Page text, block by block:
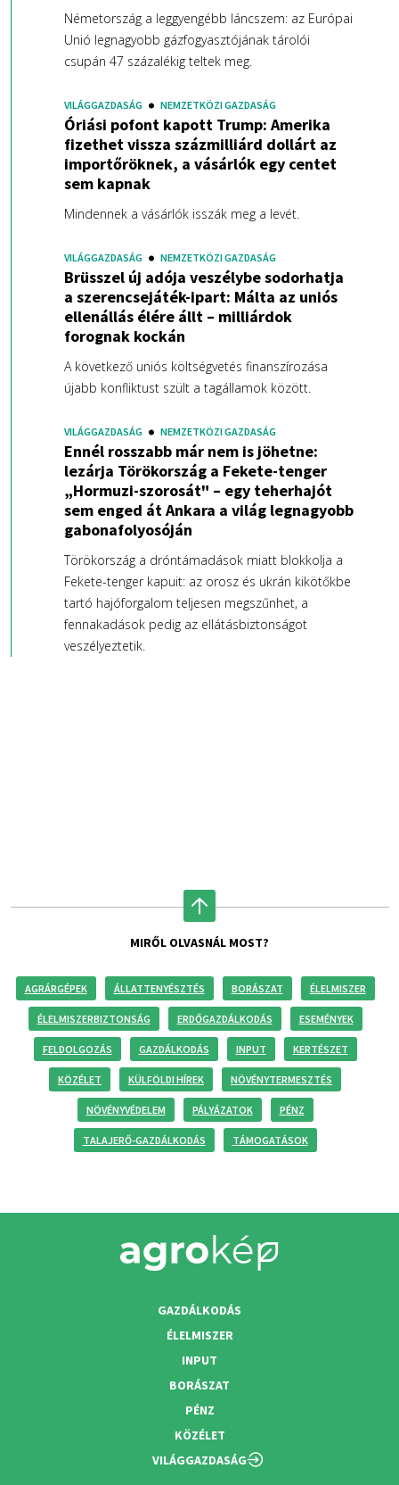
Németország a leggyengébb láncszem: az Európai
Unió legnagyobb gázfogyasztójának tárolói
csupán 47 százalékig teltek meg.
VILÁGGAZDASÁG NEMZETKÖZI GAZDASÁG
Óriási pofont kapott Trump: Amerika
fizethet vissza százmilliárd dollárt az
importőröknek, a vásárlók egy centet
sem kapnak
Mindennek a vásárlók isszák meg a levét.
VILÁGGAZDASÁG NEMZETKÖZI GAZDASÁG
Brüsszel új adója veszélybe sodorhatja
a szerencsejáték-ipart: Málta az uniós
ellenállás élére állt – milliárdok
forognak kockán
A következő uniós költségvetés finanszírozása
újabb konfliktust szült a tagállamok között.
VILÁGGAZDASÁG NEMZETKÖZI GAZDASÁG
Ennél rosszabb már nem is jöhetne:
lezárja Törökország a Fekete-tenger
„Hormuzi-szorosát" – egy teherhajót
sem enged át Ankara a világ legnagyobb
gabonafolyosóján
Törökország a dróntámadások miatt blokkolja a
Fekete-tenger kapuit: az orosz és ukrán kikötőkbe
tartó hajóforgalom teljesen megszűnhet, a
fennakadások pedig az ellátásbiztonságot
veszélyeztetik.
MIRŐL OLVASNÁL MOST?
AGRÁRGÉPEK ÁLLATTENYÉSZTÉS BORÁSZAT ÉLELMISZER
ÉLELMISZERBIZTONSÁG ERDŐGAZDÁLKODÁS ESEMÉNYEK
FELDOLGOZÁS GAZDÁLKODÁS INPUT KERTÉSZET
KÖZÉLET KÜLFÖLDI HÍREK NÖVÉNYTERMESZTÉS
NÖVÉNYVÉDELEM PÁLYÁZATOK PÉNZ
TALAJERŐ-GAZDÁLKODÁS TÁMOGATÁSOK
GAZDÁLKODÁS
ÉLELMISZER
INPUT
BORÁSZAT
PÉNZ
KÖZÉLET
VILÁGGAZDASÁG